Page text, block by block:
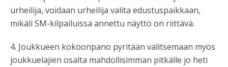
urheilija, voidaan urheilija valita edustuspaikkaan,
mikäli SM-kilpailuissa annettu näyttö on riittävä.
4. Joukkueen kokoonpano pyritään valitsemaan myös
joukkuelajien osalta mahdollisimman pitkälle jo heti